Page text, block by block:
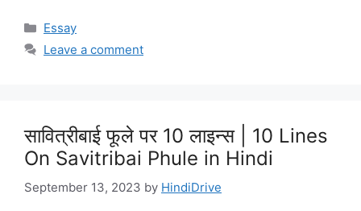
Categories
Essay
Leave a comment
सावित्रीबाई फूले पर 10 लाइन्स | 10 Lines
On Savitribai Phule in Hindi
September 13, 2023 by HindiDrive